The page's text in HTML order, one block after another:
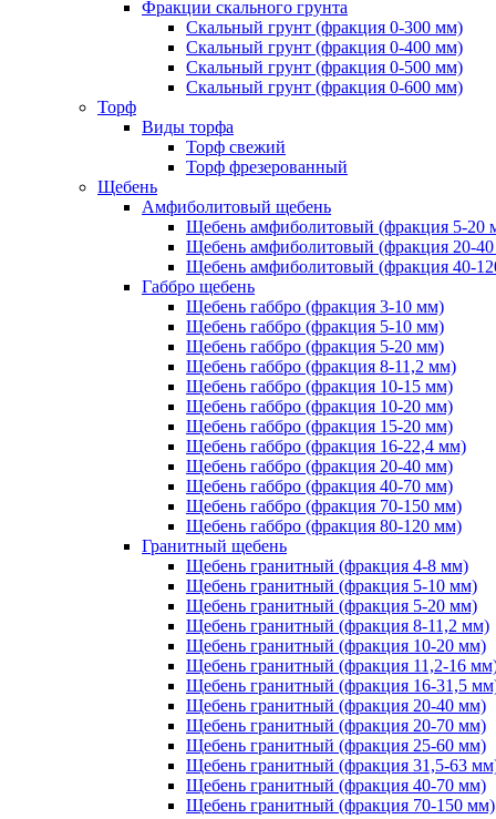
Фракции скального грунта
Скальный грунт (фракция 0-300 мм)
Скальный грунт (фракция 0-400 мм)
Скальный грунт (фракция 0-500 мм)
Скальный грунт (фракция 0-600 мм)
Торф
Виды торфа
Торф свежий
Торф фрезерованный
Щебень
Амфиболитовый щебень
Щебень амфиболитовый (фракция 5-20
Щебень амфиболитовый (фракция 20-
Щебень амфиболитовый (фракция 40-
Габбро щебень
Щебень габбро (фракция 3-10 мм)
Щебень габбро (фракция 5-10 мм)
Щебень габбро (фракция 5-20 мм)
Щебень габбро (фракция 8-11,2 мм)
Щебень габбро (фракция 10-15 мм)
Щебень габбро (фракция 10-20 мм)
Щебень габбро (фракция 15-20 мм)
Щебень габбро (фракция 16-22,4 мм)
Щебень габбро (фракция 20-40 мм)
Щебень габбро (фракция 40-70 мм)
Щебень габбро (фракция 70-150 мм)
Щебень габбро (фракция 80-120 мм)
Гранитный щебень
Щебень гранитный (фракция 4-8 мм)
Щебень гранитный (фракция 5-10 мм)
Щебень гранитный (фракция 5-20 мм)
Щебень гранитный (фракция 8-11,2 мм)
Щебень гранитный (фракция 10-20 мм)
Щебень гранитный (фракция 11,2-16
Щебень гранитный (фракция 16-31,5
Щебень гранитный (фракция 20-40 мм)
Щебень гранитный (фракция 20-70 мм)
Щебень гранитный (фракция 25-60 мм)
Щебень гранитный (фракция 31,5-63
Щебень гранитный (фракция 40-70 мм)
Щебень гранитный (фракция 70-150 мм)